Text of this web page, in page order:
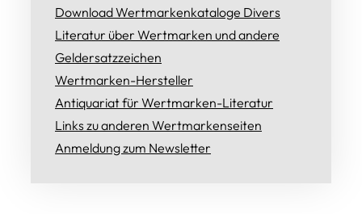
Download Wertmarkenkataloge Divers
Literatur über Wertmarken und andere
Geldersatzzeichen
Wertmarken-Hersteller
Antiquariat für Wertmarken-Literatur
Links zu anderen Wertmarkenseiten
Anmeldung zum Newsletter